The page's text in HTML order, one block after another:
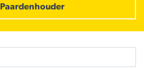
Paardenhouder